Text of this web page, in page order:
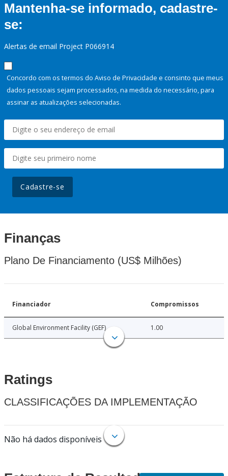
Mantenha-se informado, cadastre-
se:
Alertas de email Project P066914
Concordo com os termos do Aviso de Privacidade e consinto que meus
dados pessoais sejam processados, na medida do necessário, para
assinar as atualizações selecionadas.
Cadastre-se
Finanças
Plano De Financiamento (US$ Milhões)
Financiador Compromissos
Global Environment Facility (GEF) 1.00
Ratings
CLASSIFICAÇÕES DA IMPLEMENTAÇÃO
Não há dados disponíveis